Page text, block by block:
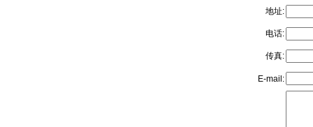
地址:
电话:
传真:
E-mail: